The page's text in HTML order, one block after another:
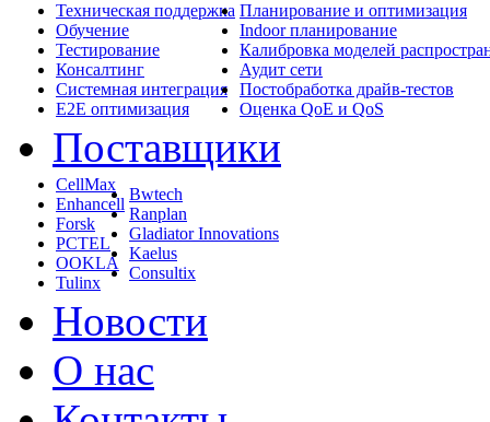
Техническая поддержка
Обучение
Тестирование
Консалтинг
Системная интеграция
E2E оптимизация
Планирование и оптимизация
Indoor планирование
Калибровка моделей
Аудит сети
Постобработка драйв-тестов
Оценка QoE и QoS
Поставщики
CellMax
Enhancell
Forsk
PCTEL
OOKLA
Tulinx
Bwtech
Ranplan
Gladiator Innovations
Kaelus
Consultix
Новости
О нас